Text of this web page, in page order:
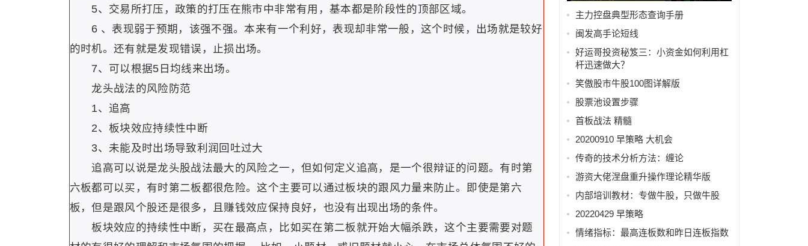
5、交易所打压，政策的打压在熊市中非常有用，基本都是阶段性的顶部区域。
6 、表现弱于预期，该强不强。本来有一个利好，表现却非常一般，这个时候，出场就是较好
的时机。还有就是发现错误，止损出场。
7、可以根据5日均线来出场。
龙头战法的风险防范
1、追高
2、板块效应持续性中断
3、未能及时出场导致利润回吐过大
追高可以说是龙头股战法最大的风险之一，但如何定义追高，是一个很辩证的问题。有时第
六板都可以买，有时第二板都很危险。这个主要可以通过板块的跟风力量来防止。即使是第六
板，但是跟风个股还是很多，且赚钱效应保持良好，也没有出现出场的条件。
板块效应的持续性中断，买在最高点，比如买在第二板就开始大幅杀跌，这个主要需要对题
主力控盘典型形态查询手册
闽发高手论短线
好运哥投资秘笈三：小资金如何利用杠
杆迅速做大？
笑傲股市牛股100图详解版
股票池设置步骤
首板战法 精髓
20200910 早策略 大机会
传奇的技术分析方法：缠论
游资大佬涅盘重升操作理论精华版
内部培训教材：专做牛股，只做牛股
20220429 早策略
情绪指标：最高连板数和昨日连板指数